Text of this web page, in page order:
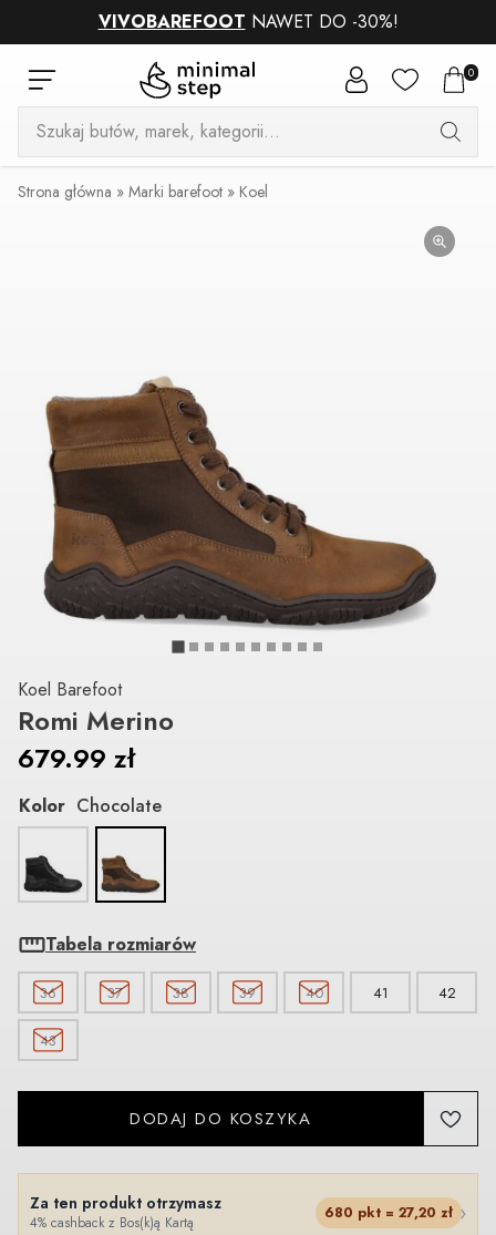
VIVOBAREFOOT NAWET DO -30%!
0
Wyszukiwarka
produktów
Strona główna » Marki barefoot » Koel
Koel Barefoot
Romi Merino
679.99 zł
Kolor Chocolate
Tabela rozmiarów
36 37 38 39 40 41 42
43
DODAJ DO KOSZYKA
Za ten produkt otrzymasz
4% cashback z Bos(k)ą Kartą
680 pkt = 27,20 zł ›